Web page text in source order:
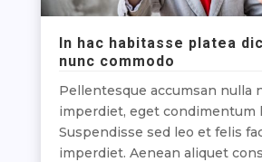
In hac habitasse platea
nunc commodo
Pellentesque accumsan nulla
imperdiet, eget condimentum
Suspendisse sed leo et felis
imperdiet. Aenean aliquet